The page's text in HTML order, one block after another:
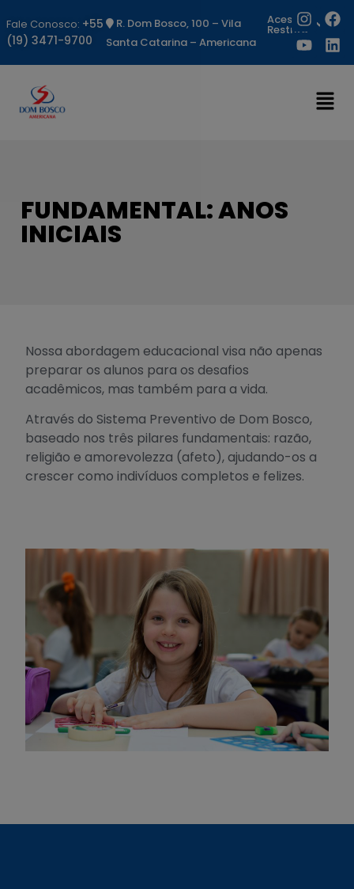
Fale Conosco: +55
(19) 3471-9700
R. Dom Bosco, 100 – Vila
Santa Catarina – Americana
Acesso
Restrito
FUNDAMENTAL: ANOS
INICIAIS
Nossa abordagem educacional visa não apenas
preparar os alunos para os desafios
acadêmicos, mas também para a vida.
Através do Sistema Preventivo de Dom Bosco,
baseado nos três pilares fundamentais: razão,
religião e amorevolezza (afeto), ajudando-os a
crescer como indivíduos completos e felizes.